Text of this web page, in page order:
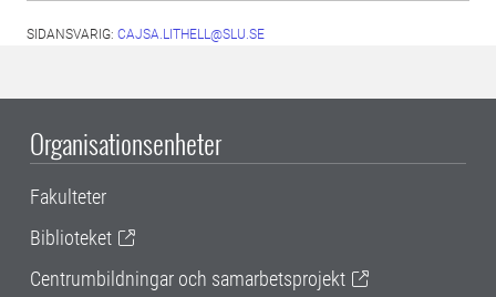
SIDANSVARIG: CAJSA.LITHELL@SLU.SE
Organisationsenheter
Fakulteter
Biblioteket
Centrumbildningar och samarbetsprojekt